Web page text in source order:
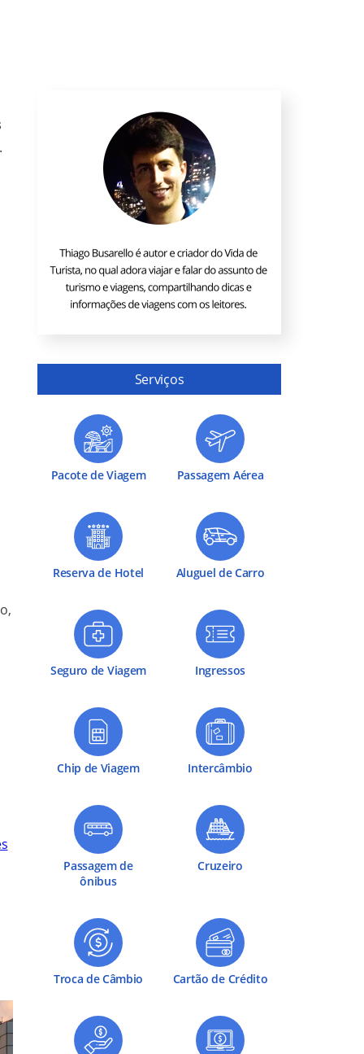
Serviços
Pacote de Viagem Passagem Aérea
Reserva de Hotel Aluguel de Carro
Seguro de Viagem Ingressos
Chip de Viagem Intercâmbio
Passagem de
ônibus
Cruzeiro
Troca de Câmbio Cartão de Crédito